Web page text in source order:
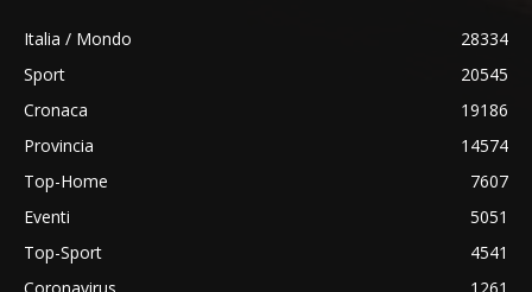
Italia / Mondo
28334
Sport
20545
Cronaca
19186
Provincia
14574
Top-Home
7607
Eventi
5051
Top-Sport
4541